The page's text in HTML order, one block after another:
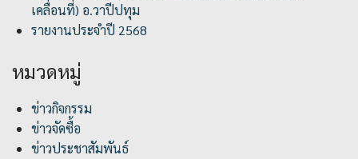
เคลื่อนที่) อ.วาปีปทุม
รายงานประจำปี 2568
หมวดหมู่
ข่าวกิจกรรม
ข่าวจัดซื้อ
ข่าวประชาสัมพันธ์